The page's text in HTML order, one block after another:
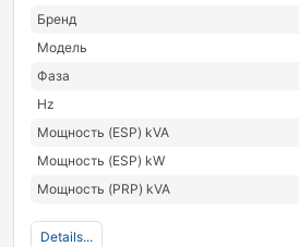
Бренд
Модель
Фаза
Hz
Мощность (ESP) kVA
Мощность (ESP) kW
Мощность (PRP) kVA
Details...